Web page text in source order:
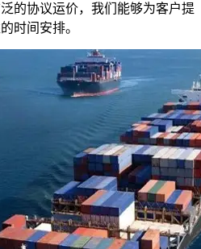
的协议运价，我们能够为客户提
时间安排。